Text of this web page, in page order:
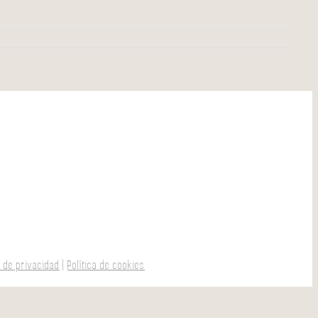
de privacidad Política de cookies